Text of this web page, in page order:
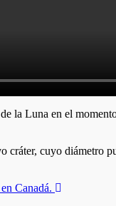
la Luna en el
cráter, cuyo diámetro
Canadá.